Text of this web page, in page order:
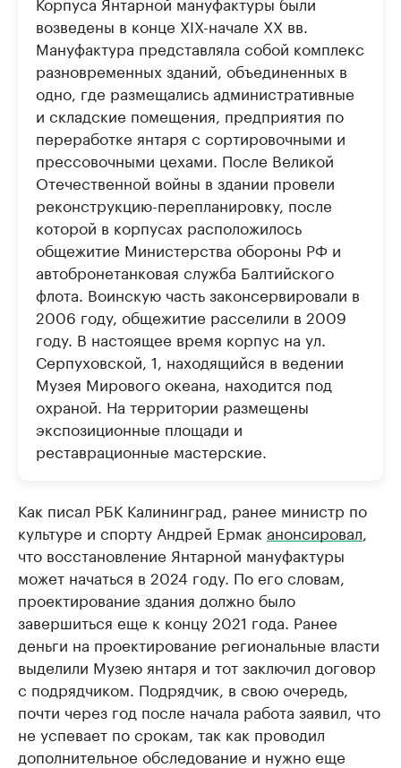
возведены в конце XIX-начале XX вв.
Мануфактура представляла собой комплекс
разновременных зданий, объединенных в
одно, где размещались административные
и складские помещения, предприятия по
переработке янтаря с сортировочными и
прессовочными цехами. После Великой
Отечественной войны в здании провели
реконструкцию-перепланировку, после
которой в корпусах расположилось
общежитие Министерства обороны РФ и
автобронетанковая служба Балтийского
флота. Воинскую часть законсервировали в
2006 году, общежитие расселили в 2009
году. В настоящее время корпус на ул.
Серпуховской, 1, находящийся в ведении
Музея Мирового океана, находится под
охраной. На территории размещены
экспозиционные площади и
реставрационные мастерские.
Как писал РБК Калининград, ранее министр по
культуре и спорту Андрей Ермак анонсировал,
что восстановление Янтарной мануфактуры
может начаться в 2024 году. По его словам,
проектирование здания должно было
завершиться еще к концу 2021 года. Ранее
деньги на проектирование региональные власти
выделили Музею янтаря и тот заключил договор
с подрядчиком. Подрядчик, в свою очередь,
почти через год после начала работа заявил, что
не успевает по срокам, так как проводил
дополнительное обследование и нужно еще